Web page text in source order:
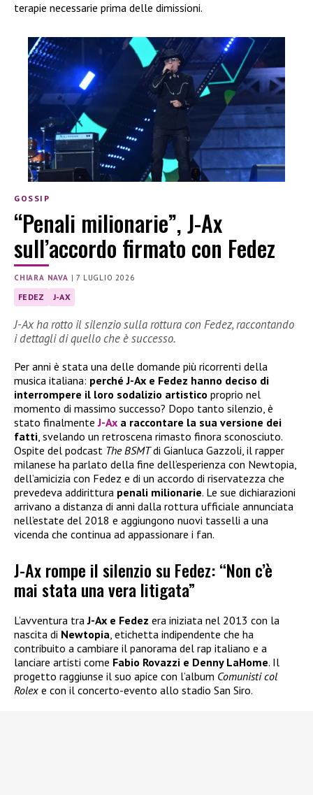
terapie necessarie prima delle dimissioni.
GOSSIP
“Penali milionarie”, J-Ax
sull’accordo firmato con Fedez
CHIARA NAVA |7 LUGLIO 2026
FEDEZ J-AX
J-Ax ha rotto il silenzio sulla rottura con Fedez, raccontando
i dettagli di quello che è successo.
Per anni è stata una delle domande più ricorrenti della
musica italiana: perché J-Ax e Fedez hanno deciso di
interrompere il loro sodalizio artistico proprio nel
momento di massimo successo? Dopo tanto silenzio, è
stato finalmenteJ-Ax a raccontare la sua versione dei
fatti, svelando un retroscena rimasto finora sconosciuto.
Ospite del podcast The BSMTdi Gianluca Gazzoli, il rapper
milanese ha parlato della fine dell’esperienza con Newtopia,
dell’amicizia con Fedez e di un accordo di riservatezza che
prevedeva addirittura penali milionarie. Le sue dichiarazioni
arrivano a distanza di anni dalla rottura ufficiale annunciata
nell’estate del 2018 e aggiungono nuovi tasselli a una
vicenda che continua ad appassionare i fan.
J-Ax rompe il silenzio su Fedez: “Non c’è
mai stata una vera litigata”
L’avventura traJ-Ax e Fedez era iniziata nel 2013 con la
nascita di Newtopia , etichetta indipendente che ha
contribuito a cambiare il panorama del rap italiano e a
lanciare artisti come Fabio Rovazzi e Denny LaHome. Il
progetto raggiunse il suo apice con l’album Comunisti col
Rolex e con il concerto-evento allo stadio San Siro.